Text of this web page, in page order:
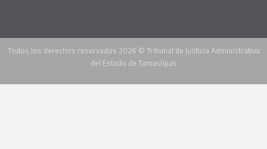
Todos los derechos reservados 2026 © Tribunal de Justicia Administrativa
del Estado de Tamaulipas